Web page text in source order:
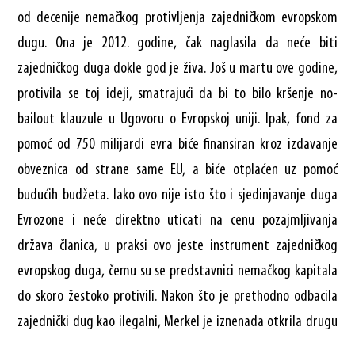
od decenije nemačkog protivljenja zajedničkom evropskom
dugu. Ona je 2012. godine, čak naglasila da neće biti
zajedničkog duga dokle god je živa. Još u martu ove godine,
protivila se toj ideji, smatrajući da bi to bilo kršenje no-
bailout klauzule u Ugovoru o Evropskoj uniji. Ipak, fond za
pomoć od 750 milijardi evra biće finansiran kroz izdavanje
obveznica od strane same EU, a biće otplaćen uz pomoć
budućih budžeta. Iako ovo nije isto što i sjedinjavanje duga
Evrozone i neće direktno uticati na cenu pozajmljivanja
država članica, u praksi ovo jeste instrument zajedničkog
evropskog duga, čemu su se predstavnici nemačkog kapitala
do skoro žestoko protivili. Nakon što je prethodno odbacila
zajednički dug kao ilegalni, Merkel je iznenada otkrila drugu